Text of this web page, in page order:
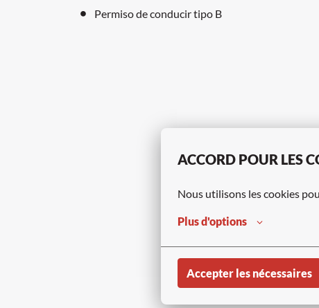
ACCORD POUR LES
Nous utilisons les cookies
Plus d'options
Accepter les nécessaires
Permiso de conducir tipo B